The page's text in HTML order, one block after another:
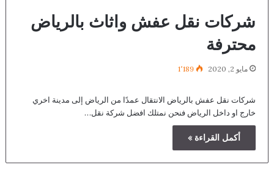
شركات نقل عفش واثاث بالرياض
محترفة
مايو 2, 2020 1٬189
شركات نقل عفش بالرياض الانتقال عمدًا من الرياض إلى مدينة اخري
خارج او داخل الرياض فنحن نمتلك افضل شركة نقل…
أكمل القراءة »